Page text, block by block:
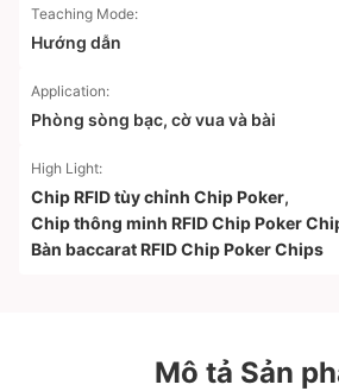
Teaching Mode:
Hướng dẫn
Application:
Phòng sòng bạc, cờ vua và bài
High Light:
Chip RFID tùy chỉnh Chip Poker,
Chip thông minh RFID Chip Poker
Bàn baccarat RFID Chip Poker Chips
Mô tả Sản